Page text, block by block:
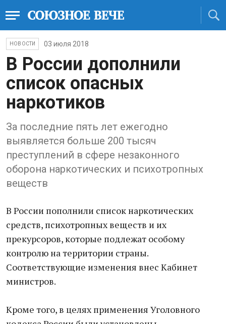
НОВОСТИ 03 июля 2018
В России дополнили
список опасных
наркотиков
За последние пять лет ежегодно
выявляется больше 200 тысяч
преступлений в сфере незаконного
оборона наркотических и психотропных
веществ
В России пополнили список наркотических
средств, психотропных веществ и их
прекурсоров, которые подлежат особому
контролю на территории страны.
Соответствующие изменения внес Кабинет
министров.
Кроме того, в целях применения Уголовного